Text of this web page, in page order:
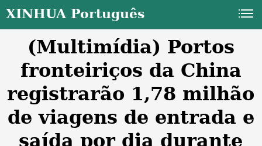
XINHUA Português
(Multimídia) Portos
fronteiriços da China
registrarão 1,78 milhão
de viagens de entrada e
saída por dia durante